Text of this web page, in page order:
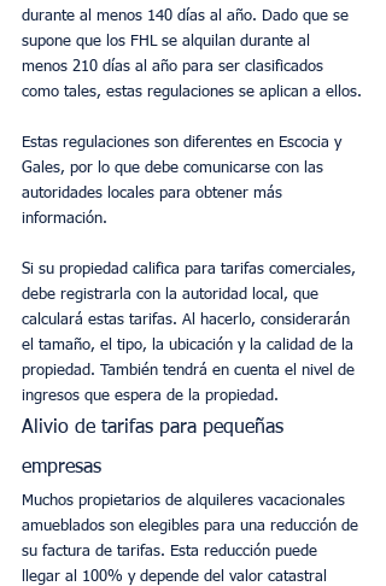
durante al menos 140 días al año. Dado que se
supone que los FHL se alquilan durante al
menos 210 días al año para ser clasificados
como tales, estas regulaciones se aplican a ellos.
Estas regulaciones son diferentes en Escocia y
Gales, por lo que debe comunicarse con las
autoridades locales para obtener más
información.
Si su propiedad califica para tarifas comerciales,
debe registrarla con la autoridad local, que
calculará estas tarifas. Al hacerlo, considerarán
el tamaño, el tipo, la ubicación y la calidad de la
propiedad. También tendrá en cuenta el nivel de
ingresos que espera de la propiedad.
Alivio de tarifas para pequeñas
empresas
Muchos propietarios de alquileres vacacionales
amueblados son elegibles para una reducción de
su factura de tarifas. Esta reducción puede
llegar al 100% y depende del valor catastral